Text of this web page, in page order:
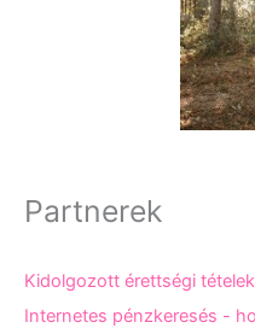
Partnerek
Kidolgozott érettségi tételek
Internetes pénzkeresés -